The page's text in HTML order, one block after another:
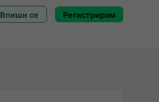
Впиши се Регистрирам